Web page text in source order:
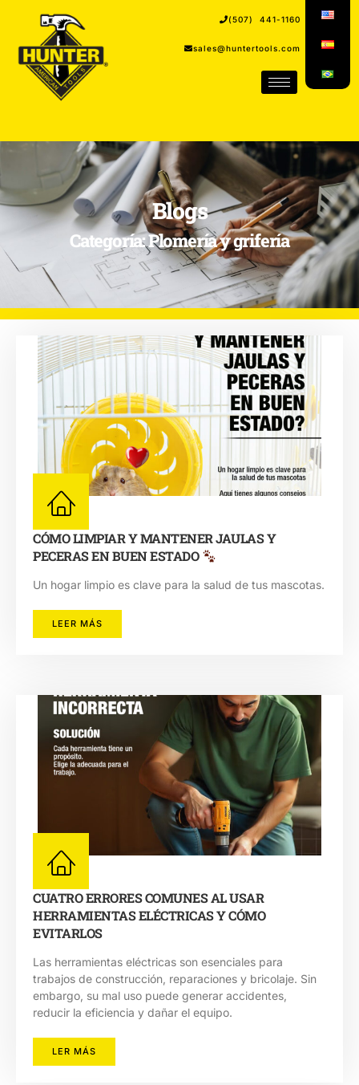
(507) 441-1160
sales@huntertools.com
Blogs
Categoría: Plomería y grifería
CÓMO LIMPIAR Y MANTENER JAULAS Y
PECERAS EN BUEN ESTADO
Un hogar limpio es clave para la salud de tus mascotas.
LEER MÁS
CUATRO ERRORES COMUNES AL USAR
HERRAMIENTAS ELÉCTRICAS Y CÓMO
EVITARLOS
Las herramientas eléctricas son esenciales para
trabajos de construcción, reparaciones y bricolaje. Sin
embargo, su mal uso puede generar accidentes,
reducir la eficiencia y dañar el equipo.
LER MÁS